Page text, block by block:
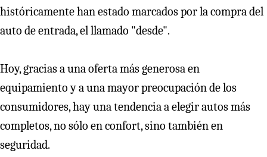
históricamente han estado marcados por la compra del
auto de entrada, el llamado "desde".
Hoy, gracias a una oferta más generosa en
equipamiento y a una mayor preocupación de los
consumidores, hay una tendencia a elegir autos más
completos, no sólo en confort, sino también en
seguridad.